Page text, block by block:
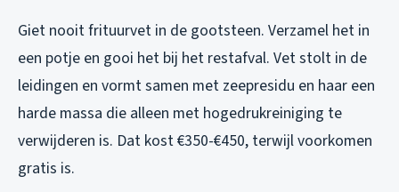
Giet nooit frituurvet in de gootsteen. Verzamel het in
een potje en gooi het bij het restafval. Vet stolt in de
leidingen en vormt samen met zeepresidu en haar een
harde massa die alleen met hogedrukreiniging te
verwijderen is. Dat kost €350-€450, terwijl voorkomen
gratis is.